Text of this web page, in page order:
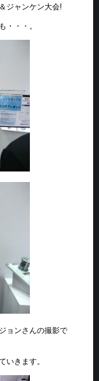
ジャンケン大会!
・・・。
ョンさんの撮影で
いきます。